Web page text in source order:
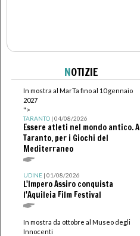
NOTIZIE
In mostra al MarTa fino al 10 gennaio
2027
">
TARANTO| 04/08/2026
Essere atleti nel mondo antico. A
Taranto, per i Giochi del
Mediterraneo
UDINE| 01/08/2026
L'Impero Assiro conquista
l'Aquileia Film Festival
In mostra da ottobre al Museo degli
Innocenti